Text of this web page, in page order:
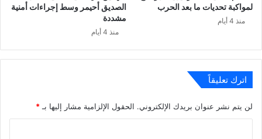
لمواكبة تحديات ما بعد الحرب
منذ 4 أيام
الصديق أحيمر وسط إجراءات أمنية
مشددة
منذ 4 أيام
اترك تعليقاً
لن يتم نشر عنوان بريدك الإلكتروني. الحقول الإلزامية مشار إليها بـ *